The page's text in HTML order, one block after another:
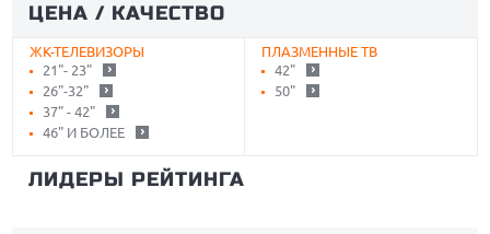
ЦЕНА / КАЧЕСТВО
ЖК-ТЕЛЕВИЗОРЫ
21"- 23"
26"-32"
37" - 42"
46" И БОЛЕЕ
ПЛАЗМЕННЫЕ ТВ
42"
50"
ЛИДЕРЫ РЕЙТИНГА